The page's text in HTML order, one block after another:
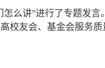
么讲”进行了专题发
校友会、基金会服务质